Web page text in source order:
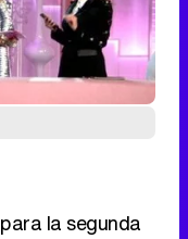
la segunda